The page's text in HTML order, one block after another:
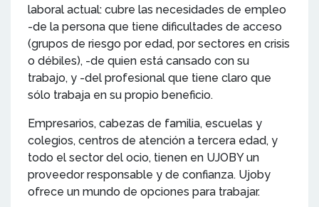
laboral actual: cubre las necesidades de empleo
-de la persona que tiene dificultades de acceso
(grupos de riesgo por edad, por sectores en crisis
o débiles), -de quien está cansado con su
trabajo, y -del profesional que tiene claro que
sólo trabaja en su propio beneficio.
Empresarios, cabezas de familia, escuelas y
colegios, centros de atención a tercera edad, y
todo el sector del ocio, tienen en UJOBY un
proveedor responsable y de confianza. Ujoby
ofrece un mundo de opciones para trabajar.